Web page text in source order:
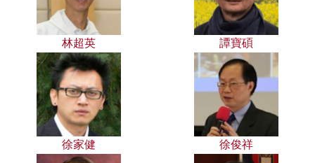
林超英 譚寶碩
徐家健 徐俊祥